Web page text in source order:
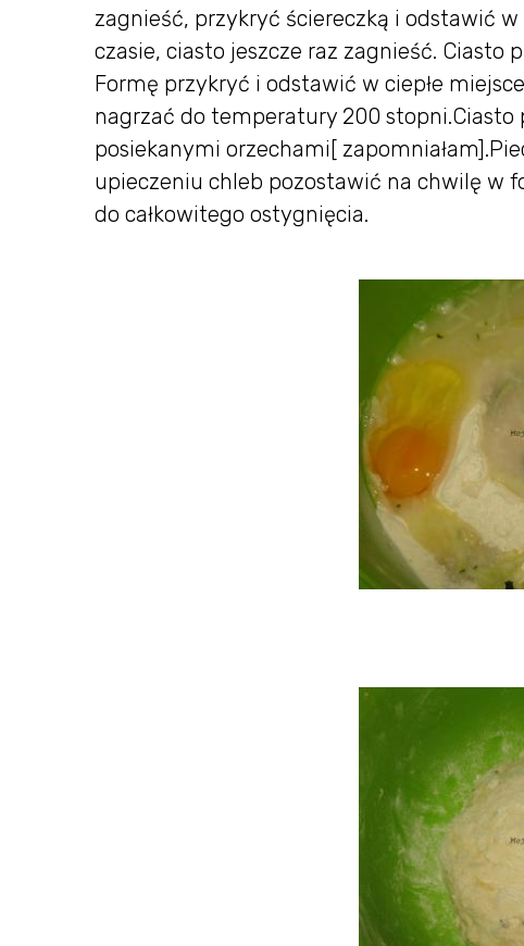
zagnieść, przykryć ściereczką i odstawić
czasie, ciasto jeszcze raz zagnieść. Ciasto
Formę przykryć i odstawić w ciepłe
nagrzać do temperatury 200
posiekanymi orzechami[
upieczeniu chleb pozostawić na chwilę w
do całkowitego ostygnięcia.